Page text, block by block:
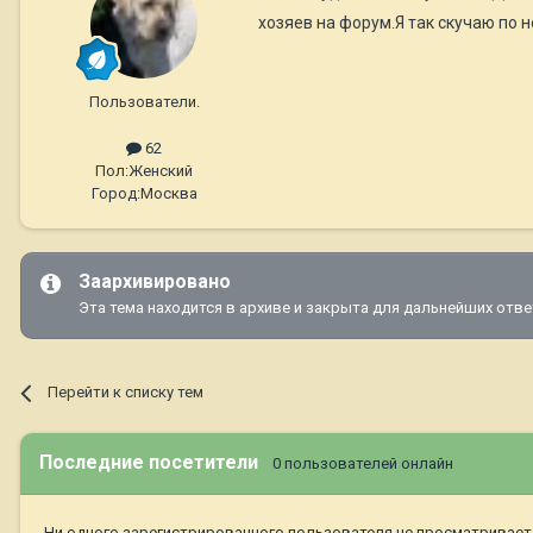
Пользователи.
62
Пол:Женский
Город:Москва
хозяев на форум.Я так скучаю по
Заархивировано
Эта тема находится в архиве и закрыта для дальнейших
Перейти к списку тем
Последние посетители 0 пользователей онлайн